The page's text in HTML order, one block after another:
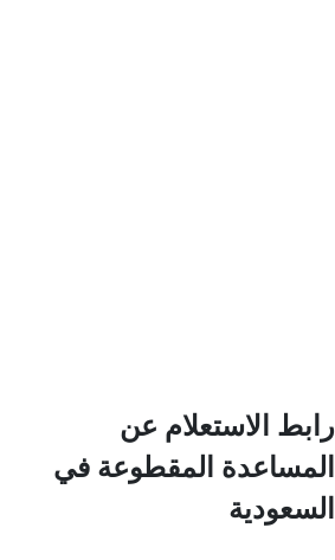
رابط الاستعلام عن
المساعدة المقطوعة في
السعودية